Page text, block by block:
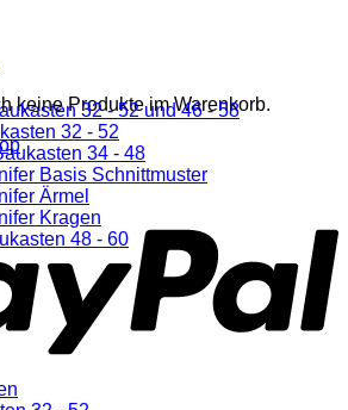
keine Produkte im Warenkorb.
32 - 52 und 46 - 58
32 - 52
34 - 48
Basis Schnittmuster
Ärmel
Kragen
48 - 60